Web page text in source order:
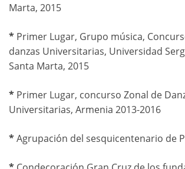
Marta, 2015
* Primer Lugar, Grupo música,
danzas Universitarias, Universidad
Santa Marta, 2015
* Primer Lugar, concurso Zonal de
Universitarias, Armenia 2013-2016
*Agrupación del sesquicentenario de